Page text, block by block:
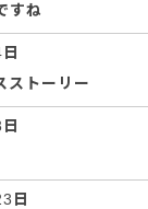
すね
ストーリー
日